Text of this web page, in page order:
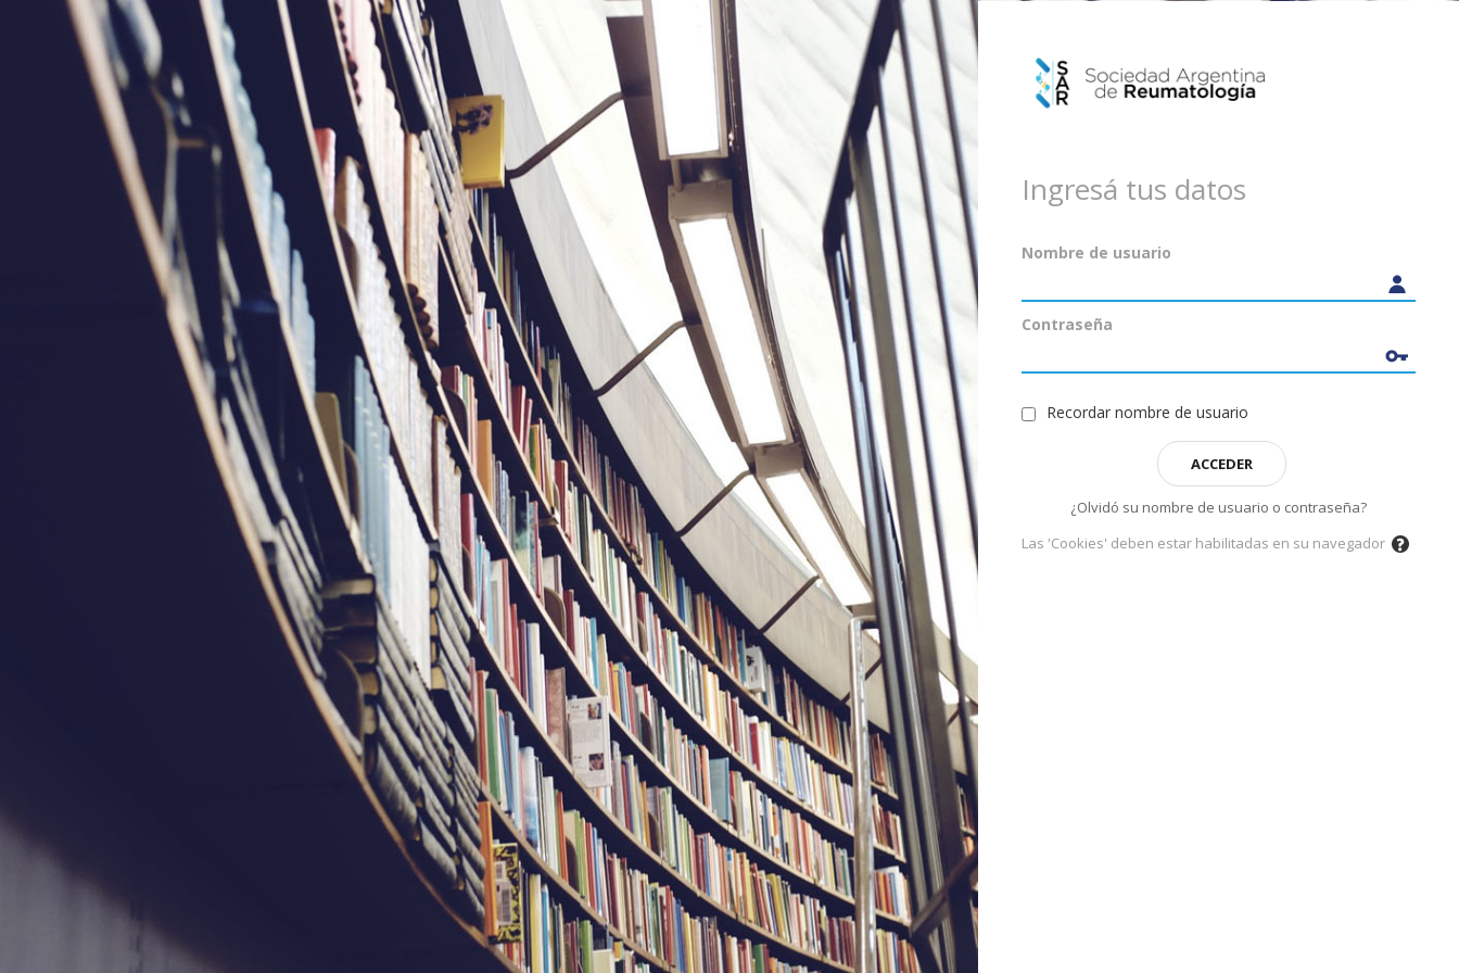
Nombre de usuario
Contraseña
Recordar nombre de usuario
¿Olvidó su nombre de usuario o contraseña?
Las 'Cookies' deben estar habilitadas en su navegador